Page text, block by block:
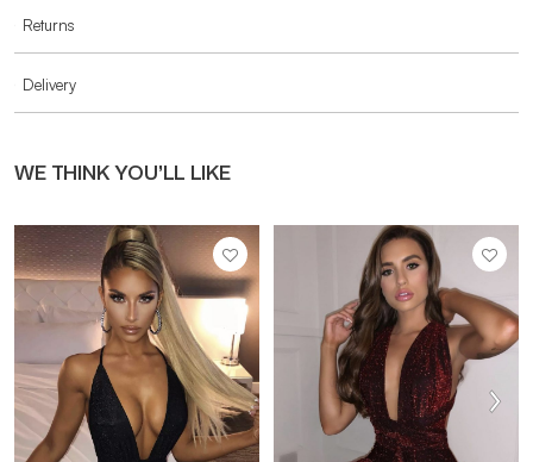
Returns
Delivery
WE THINK YOU’LL LIKE